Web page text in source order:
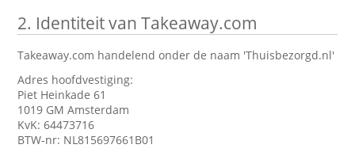
2. Identiteit van Takeaway.com
Takeaway.com handelend onder de naam 'Thuisbezorgd.nl'
Adres hoofdvestiging:
Piet Heinkade 61
1019 GM Amsterdam
KvK: 64473716
BTW-nr: NL815697661B01